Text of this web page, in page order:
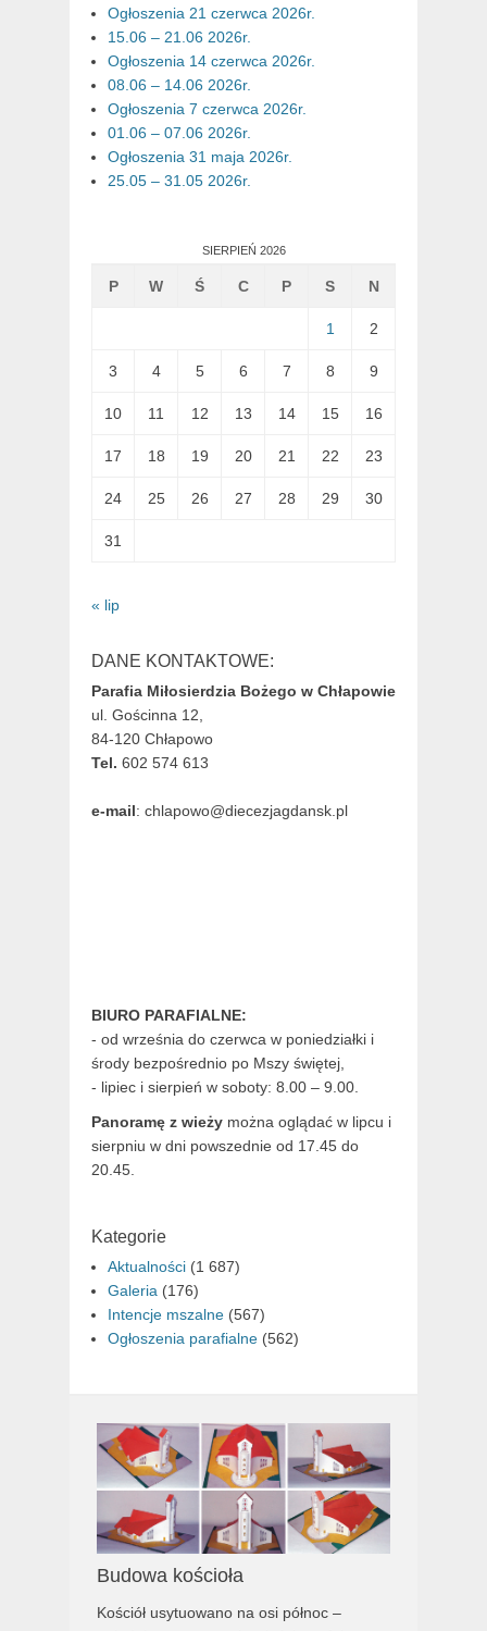
Ogłoszenia 21 czerwca 2026r.
15.06 – 21.06 2026r.
Ogłoszenia 14 czerwca 2026r.
08.06 – 14.06 2026r.
Ogłoszenia 7 czerwca 2026r.
01.06 – 07.06 2026r.
Ogłoszenia 31 maja 2026r.
25.05 – 31.05 2026r.
SIERPIEŃ 2026
P W Ś C P S N
1 2
3 4 5 6 7 8 9
10 11 12 13 14 15 16
17 18 19 20 21 22 23
24 25 26 27 28 29 30
31
« lip
DANE KONTAKTOWE:
Parafia Miłosierdzia Bożego w Chłapowie
ul. Gościnna 12,
84-120 Chłapowo
Tel. 602 574 613
e-mail: chlapowo@diecezjagdansk.pl
BIURO PARAFIALNE:
- od września do czerwca w poniedziałki i
środy bezpośrednio po Mszy świętej,
- lipiec i sierpień w soboty: 8.00 – 9.00.
Panoramę z wieży można oglądać w lipcu i
sierpniu w dni powszednie od 17.45 do
20.45.
Kategorie
Aktualności (1 687)
Galeria (176)
Intencje mszalne (567)
Ogłoszenia parafialne (562)
Budowa kościoła
Kościół usytuowano na osi północ –